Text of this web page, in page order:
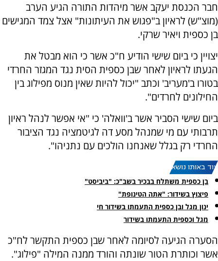
חבר הכנסת יעקב אשר מיהדות התורה הגיע הערב
(מוצ"ש) לראיון ב"פגוש את העיתונות" אצל צמד המגישים
בן כספית ויאיר שרקי.
יצויין כי ביום שישי הודיע ח"כ אשר כי הוא מבטל את
הגעתו לראיון לאחר שבן כספית הסית נגד המגזר החרדי
בטורו ב'מעריב' וכתב "יכול להיות שאין מנוס מפילוג בין
החילונים לחרדים".
ביום שישי הסביר אשר ב'וואלה' כי "אי אפשר לנהל ראיון
תרבותי עם מי שמנהל מסע דה לגיטמציה נגד הציבור
החרדי רק בגלל שאנחנו הולכים עם נתניהו".
עוד באותו נושא:
בן כספית משתלח בבכיר בשב"כ: "ביביסט"
פיצוץ בשידור: "אתה הטינופת"
ינון מגל ובן כספית התעמתו בשידור חי
מגל וכספית התעמתו בשידור
הסערה הגיעה לסיומה לאחר שבן כספית התקשר לח"כ
אשר וכותרת הטור שונתה והורד ממנה המילה "פילוג".